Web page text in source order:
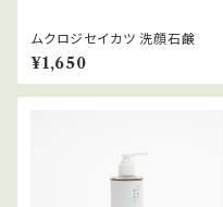
ムクロジセイカツ 洗顔石鹸
¥1,650